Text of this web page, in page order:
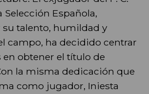
Selección Española,
talento, humildad y
campo, ha decidido centrar
en obtener el título de
la misma dedicación que
como jugador, Iniesta